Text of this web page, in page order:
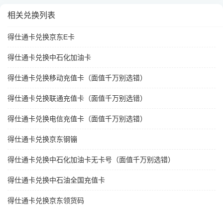
相关兑换列表
得仕通卡兑换京东E卡
得仕通卡兑换中石化加油卡
得仕通卡兑换移动充值卡（面值千万别选错）
得仕通卡兑换联通充值卡（面值千万别选错）
得仕通卡兑换电信充值卡（面值千万别选错）
得仕通卡兑换京东钢镚
得仕通卡兑换中石化加油卡无卡号（面值千万别选错）
得仕通卡兑换中石油全国充值卡
得仕通卡兑换京东领货码